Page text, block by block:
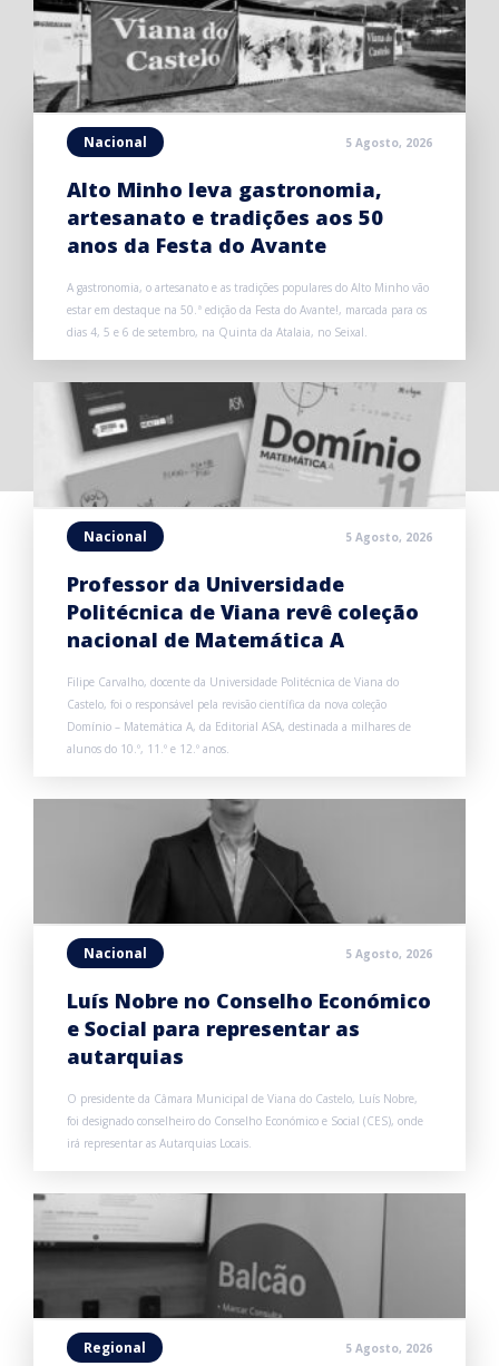
Nacional 5 Agosto, 2026
Alto Minho leva gastronomia,
artesanato e tradições aos 50
anos da Festa do Avante
A gastronomia, o artesanato e as tradições populares do Alto Minho vão
estar em destaque na 50.ª edição da Festa do Avante!, marcada para os
dias 4, 5 e 6 de setembro, na Quinta da Atalaia, no Seixal.
Nacional 5 Agosto, 2026
Professor da Universidade
Politécnica de Viana revê coleção
nacional de Matemática A
Filipe Carvalho, docente da Universidade Politécnica de Viana do
Castelo, foi o responsável pela revisão científica da nova coleção
Domínio – Matemática A, da Editorial ASA, destinada a milhares de
alunos do 10.º, 11.º e 12.º anos.
Nacional 5 Agosto, 2026
Luís Nobre no Conselho Económico
e Social para representar as
autarquias
O presidente da Câmara Municipal de Viana do Castelo, Luís Nobre,
foi designado conselheiro do Conselho Económico e Social (CES), onde
irá representar as Autarquias Locais.
Regional 5 Agosto, 2026